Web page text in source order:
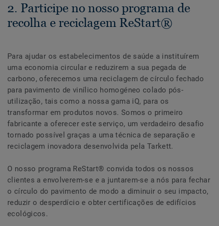
2. Participe no nosso programa de
recolha e reciclagem ReStart®
Para ajudar os estabelecimentos de saúde a instituírem
uma economia circular e reduzirem a sua pegada de
carbono, oferecemos uma reciclagem de círculo fechado
para pavimento de vinílico homogéneo colado pós-
utilização, tais como a nossa gama iQ, para os
transformar em produtos novos. Somos o primeiro
fabricante a oferecer este serviço, um verdadeiro desafio
tornado possível graças a uma técnica de separação e
reciclagem inovadora desenvolvida pela Tarkett.
O nosso programa ReStart® convida todos os nossos
clientes a envolverem-se e a juntarem-se a nós para fechar
o círculo do pavimento de modo a diminuir o seu impacto,
reduzir o desperdício e obter certificações de edifícios
ecológicos.